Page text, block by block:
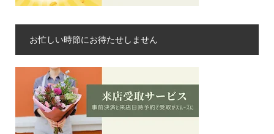
お忙しい時節にお待たせしません